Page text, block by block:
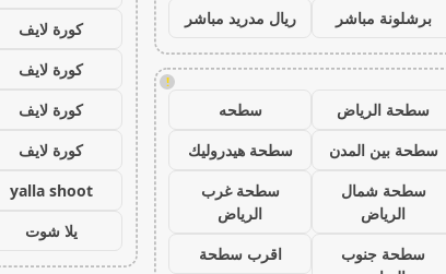
برشلونة مباشر
ريال مدريد مباشر
!
سطحة الرياض
سطحه
سطحة بين المدن
سطحة هيدروليك
سطحة شمال
الرياض
سطحة غرب
الرياض
سطحة جنوب
اقرب سطحة
كورة لايف
كورة لايف
كورة لايف
كورة لايف
yalla shoot
يلا شوت